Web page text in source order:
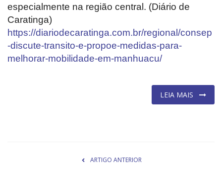
especialmente na região central. (Diário de
Caratinga)
https://diariodecaratinga.com.br/regional/consep
-discute-transito-e-propoe-medidas-para-
melhorar-mobilidade-em-manhuacu/
LEIA MAIS
ARTIGO ANTERIOR